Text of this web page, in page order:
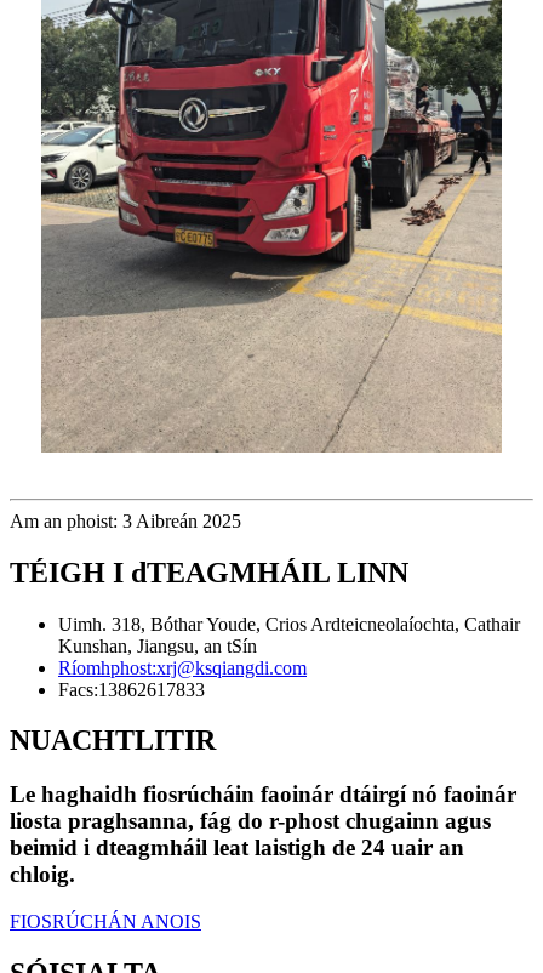
Am an phoist: 3 Aibreán 2025
TÉIGH I dTEAGMHÁIL LINN
Uimh. 318, Bóthar Youde, Crios Ardteicneolaíochta, Cathair
Kunshan, Jiangsu, an tSín
Ríomhphost:xrj@ksqiangdi.com
Facs:13862617833
NUACHTLITIR
Le haghaidh fiosrúcháin faoinár dtáirgí nó faoinár
liosta praghsanna, fág do r-phost chugainn agus
beimid i dteagmháil leat laistigh de 24 uair an
chloig.
FIOSRÚCHÁN ANOIS